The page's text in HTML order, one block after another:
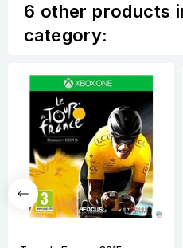
6 other products
category: